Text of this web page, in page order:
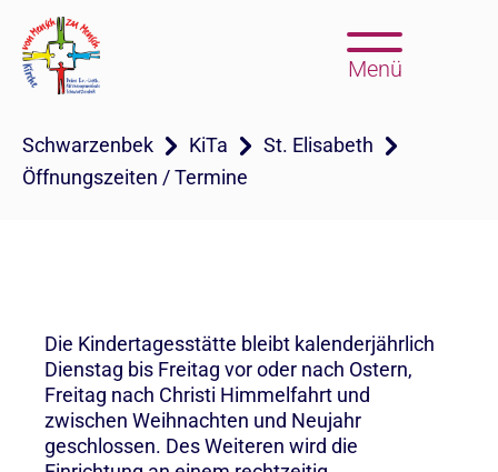
Menü
Schwarzenbek KiTa
St. Elisabeth
Öffnungszeiten / Termine
Die Kindertagesstätte bleibt kalenderjährlich
Dienstag bis Freitag vor oder nach Ostern,
Freitag nach Christi Himmelfahrt und
zwischen Weihnachten und Neujahr
geschlossen. Des Weiteren wird die